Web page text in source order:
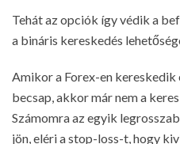
Tehát az opciók így védik a
a bináris kereskedés
Amikor a Forex-en kereskedik
becsap, akkor már nem a
Számomra az egyik
jön, eléri a stop-loss-t, hogy